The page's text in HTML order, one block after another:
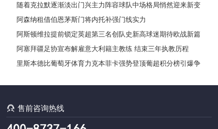
球球迷热议
随着克拉默逐渐淡出门兴主力阵容球队中场格局悄然迎来新变
化阶段
阿森纳租借伯恩茅斯门将内托补强门线实力
阿斯顿维拉提前锁定英超第三名创队史新高球迷期待欧战新篇
章即将
阿塞拜疆足协宣布解雇意大利籍主教练 结束三年执教历程
里斯本德比葡萄牙体育力克本菲卡强势登顶葡超积分榜引爆争
售前咨询热线